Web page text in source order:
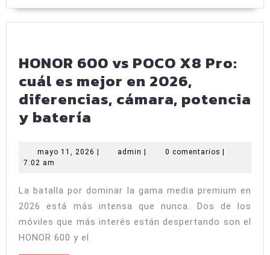
salto
HONOR 600 vs POCO X8 Pro:
cuál es mejor en 2026,
diferencias, cámara, potencia
y batería
vs
X8
Pro:
cuál
mayo 11, 2026 mayo
| admin admin
| 0 comentarios |
7:02 am
La batalla por dominar la gama media premium en
2026 está más intensa que nunca. Dos de los
móviles que más interés están despertando son el
HONOR 600 y el